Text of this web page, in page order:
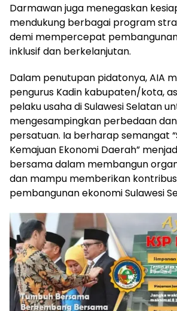
Darmawan juga menegaskan
mendukung berbagai program
demi mempercepat
inklusif dan berkelanjutan.
Dalam penutupan pidatonya, AIA
pengurus Kadin kabupaten/kota,
pelaku usaha di Sulawesi Selatan
mengesampingkan perbedaan
persatuan. Ia berharap semangat
Kemajuan Ekonomi Daerah”
bersama dalam membangun
dan mampu memberikan
pembangunan ekonomi Sulawesi